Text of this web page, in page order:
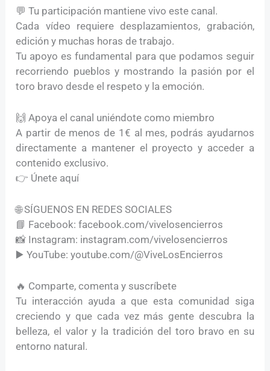
💬 Tu participación mantiene vivo este canal.
Cada vídeo requiere desplazamientos, grabación,
edición y muchas horas de trabajo.
Tu apoyo es fundamental para que podamos seguir
recorriendo pueblos y mostrando la pasión por el
toro bravo desde el respeto y la emoción.
🙌 Apoya el canal uniéndote como miembro
A partir de menos de 1€ al mes, podrás ayudarnos
directamente a mantener el proyecto y acceder a
contenido exclusivo.
👉 Únete aquí
🌐 SÍGUENOS EN REDES SOCIALES
📘 Facebook: facebook.com/vivelosencierros
📸 Instagram: instagram.com/vivelosencierros
▶️ YouTube: youtube.com/@ViveLosEncierros
🔥 Comparte, comenta y suscríbete
Tu interacción ayuda a que esta comunidad siga
creciendo y que cada vez más gente descubra la
belleza, el valor y la tradición del toro bravo en su
entorno natural.